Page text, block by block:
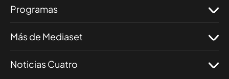
Programas
Más de Mediaset
Noticias Cuatro